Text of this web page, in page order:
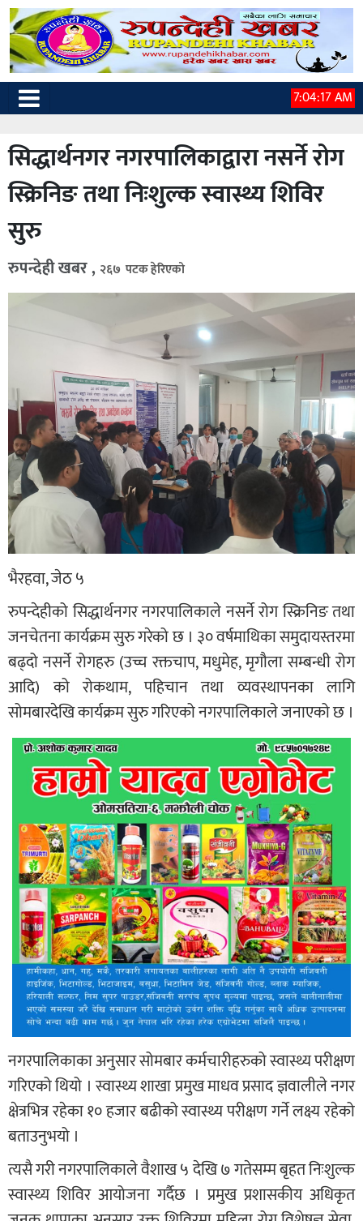
7:04:18 AM
सिद्धार्थनगर नगरपालिकाद्वारा नसर्ने रोग
स्क्रिनिङ तथा निःशुल्क स्वास्थ्य शिविर
सुरु
रुपन्देही खबर , २६७ पटक हेरिएको
भैरहवा, जेठ ५
रुपन्देहीको सिद्धार्थनगर नगरपालिकाले नसर्ने रोग स्क्रिनिङ तथा
जनचेतना कार्यक्रम सुरु गरेको छ । ३० वर्षमाथिका समुदायस्तरमा
बढ्दो नसर्ने रोगहरु (उच्च रक्तचाप, मधुमेह, मृगौला सम्बन्धी रोग
आदि) को रोकथाम, पहिचान तथा व्यवस्थापनका लागि
सोमबारदेखि कार्यक्रम सुरु गरिएको नगरपालिकाले जनाएको छ ।
नगरपालिकाका अनुसार सोमबार कर्मचारीहरुको स्वास्थ्य परीक्षण
गरिएको थियो । स्वास्थ्य शाखा प्रमुख माधव प्रसाद ज्ञवालीले नगर
क्षेत्रभित्र रहेका १० हजार बढीको स्वास्थ्य परीक्षण गर्ने लक्ष्य रहेको
बताउनुभयो ।
त्यसै गरी नगरपालिकाले वैशाख ५ देखि ७ गतेसम्म बृहत निःशुल्क
स्वास्थ्य शिविर आयोजना गर्दैछ । प्रमुख प्रशासकीय अधिकृत